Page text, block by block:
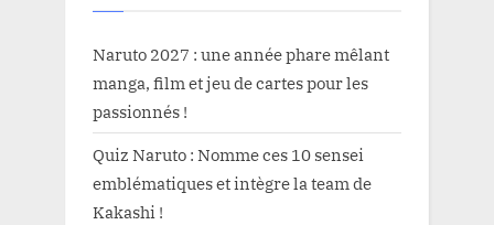
Naruto 2027 : une année phare mêlant
manga, film et jeu de cartes pour les
passionnés !
Quiz Naruto : Nomme ces 10 sensei
emblématiques et intègre la team de
Kakashi !